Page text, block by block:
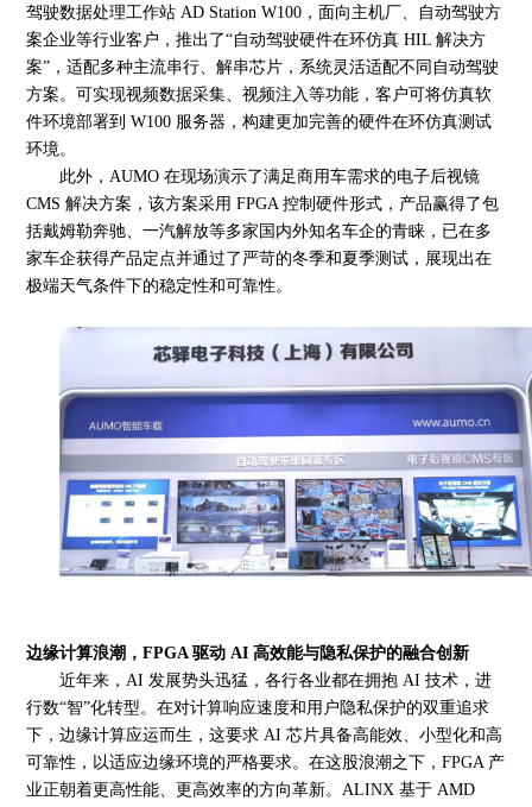
驾驶数据处理工作站 AD Station W100，面向主机厂、自动驾驶方
案企业等行业客户，推出了“自动驾驶硬件在环仿真 HIL 解决方
案”，适配多种主流串行、解串芯片，系统灵活适配不同自动驾驶
方案。可实现视频数据采集、视频注入等功能，客户可将仿真软
件环境部署到 W100 服务器，构建更加完善的硬件在环仿真测试
环境。
此外，AUMO 在现场演示了满足商用车需求的电子后视镜
CMS 解决方案，该方案采用 FPGA 控制硬件形式，产品赢得了包
括戴姆勒奔驰、一汽解放等多家国内外知名车企的青睐，已在多
家车企获得产品定点并通过了严苛的冬季和夏季测试，展现出在
极端天气条件下的稳定性和可靠性。
边缘计算浪潮，FPGA 驱动 AI 高效能与隐私保护的融合创新
近年来，AI 发展势头迅猛，各行各业都在拥抱 AI 技术，进
行数“智”化转型。在对计算响应速度和用户隐私保护的双重追求
下，边缘计算应运而生，这要求 AI 芯片具备高能效、小型化和高
可靠性，以适应边缘环境的严格要求。在这股浪潮之下，FPGA 产
业正朝着更高性能、更高效率的方向革新。ALINX 基于 AMD